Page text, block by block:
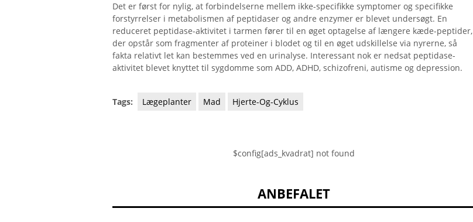
Det er først for nylig, at forbindelserne mellem ikke-specifikke symptomer og specifikke
forstyrrelser i metabolismen af ​​peptidaser og andre enzymer er blevet undersøgt. En
reduceret peptidase-aktivitet i tarmen fører til en øget optagelse af længere kæde-peptider,
der opstår som fragmenter af proteiner i blodet og til en øget udskillelse via nyrerne, så
fakta relativt let kan bestemmes ved en urinalyse. Interessant nok er nedsat peptidase-
aktivitet blevet knyttet til sygdomme som ADD, ADHD, schizofreni, autisme og depression.
Tags: Lægeplanter Mad Hjerte-Og-Cyklus
$config[ads_kvadrat] not found
ANBEFALET